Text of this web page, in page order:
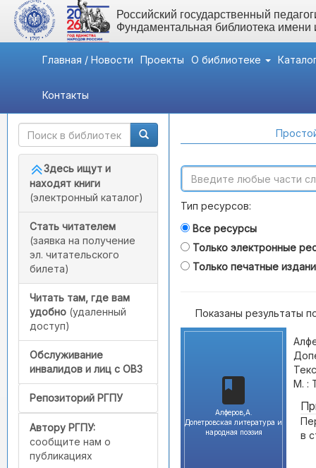
Российский государственный
Фундаментальная библиотека
Главная / Новости Проекты О библиотеке
Контакты
Быстрый доступ
Здесь ищут и
находят книги
(электронный каталог)
Стать читателем
(заявка на получение
эл. читательского
билета)
Читать там, где вам
удобно (удаленный
доступ)
Обслуживание
инвалидов и лиц с ОВЗ
Репозиторий РГПУ
Автору РГПУ:
сообщите нам о
публикациях
Тип ресурсов:
Все ресурсы
Только электронные
Только печатные
Показаны результаты
Алферов,А.
Допетровская литература и
народная поэзия
М. :
в